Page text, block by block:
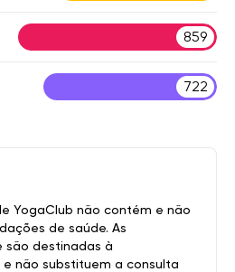
859
722
YogaClub não contém e não
de saúde. As
são destinadas à
não substituem a consulta